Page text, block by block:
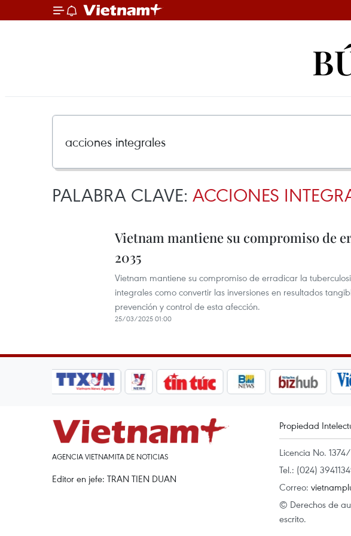
PALABRA CLAVE: ACCIONES
Vietnam mantiene su compromiso de
2035
Vietnam mantiene su compromiso de erradicar la
integrales como convertir las inversiones en resultados
prevención y control de esta afección.
25/03/2025 01:00
AGENCIA VIETNAMITA DE NOTICIAS
Editor en jefe: TRAN TIEN DUAN
Propiedad
Licencia No.
Tel.: (024)
Correo:
© Derechos de
escrito.